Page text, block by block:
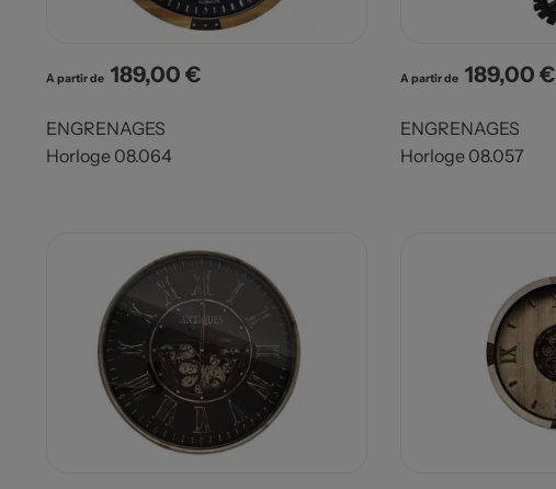
A partir de Prix
189,00 €
ENGRENAGES
Horloge 08.064
A partir de Prix
189,00 €
ENGRENAGES
Horloge 08.057